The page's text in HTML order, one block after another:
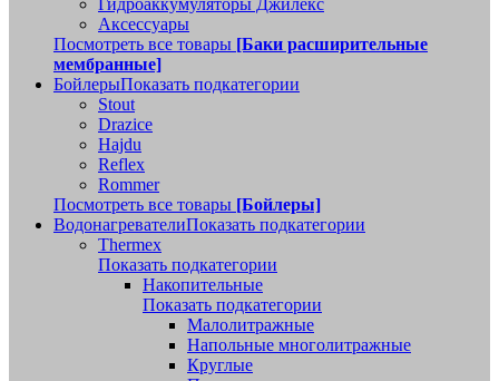
Гидроаккумуляторы Джилекс
Аксессуары
Посмотреть все товары [Баки расширительные
мембранные]
БойлерыПоказать подкатегории
Stout
Drazice
Hajdu
Reflex
Rommer
Посмотреть все товары [Бойлеры]
ВодонагревателиПоказать подкатегории
Thermex
Показать подкатегории
Накопительные
Показать подкатегории
Малолитражные
Напольные многолитражные
Круглые